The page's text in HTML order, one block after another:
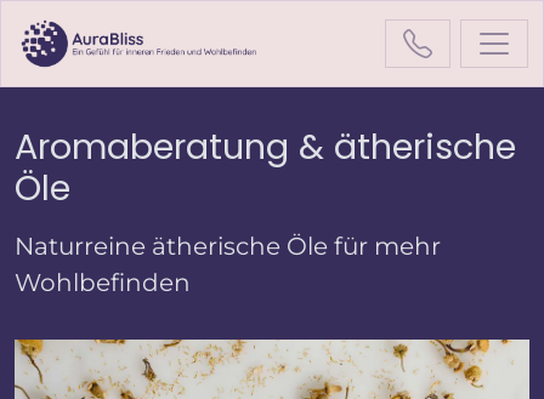
Startseite
Leistungen
Aromaberatung & ätherische Öle
Aromaberatung & ätherische
Öle
Naturreine ätherische Öle für mehr
Wohlbefinden